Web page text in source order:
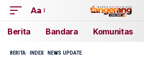
Aa
Berita Bandara Komunitas
BERITA INDEX NEWS UPDATE